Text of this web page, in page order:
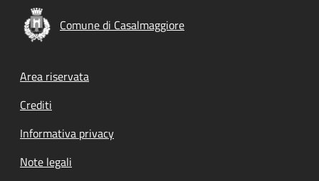
Comune di Casalmaggiore
Footer menu
Area riservata
Crediti
Informativa privacy
Note legali